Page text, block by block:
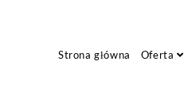
Strona główna Oferta